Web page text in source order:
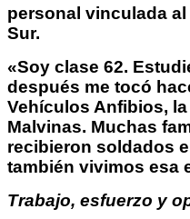
personal vinculada
Sur.
«Soy clase 62.
después me tocó
Vehículos Anfibios,
Malvinas. Muchas
recibieron soldados
también vivimos esa
Trabajo, esfuerzo y